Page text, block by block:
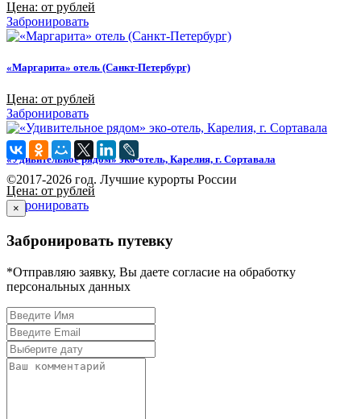
Цена: от рублей
Забронировать
«Маргарита» отель (Санкт-Петербург)
Цена: от рублей
Забронировать
«Удивительное рядом» эко-отель, Карелия, г. Сортавала
Цена: от рублей
Забронировать
©2017-2026 год. Лучшие курорты России
×
Забронировать путевку
*Отправляю заявку, Вы даете согласие на обработку
персональных данных